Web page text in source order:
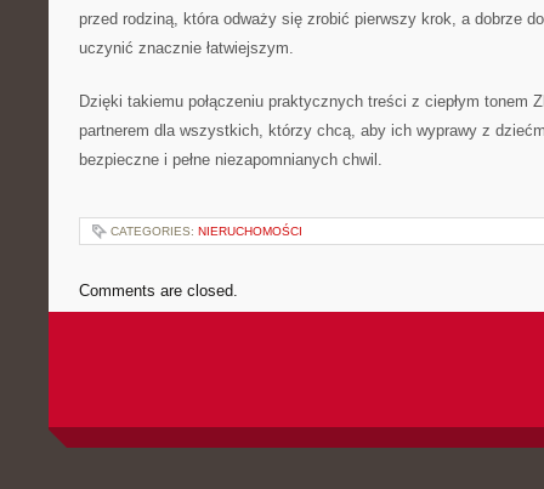
przed rodziną, która odważy się zrobić pierwszy krok, a dobrze
uczynić znacznie łatwiejszym.
Dzięki takiemu połączeniu praktycznych treści z ciepłym tonem
partnerem dla wszystkich, którzy chcą, aby ich wyprawy z
bezpieczne i pełne niezapomnianych chwil.
CATEGORIES: NIERUCHOMOŚCI
Comments are closed.